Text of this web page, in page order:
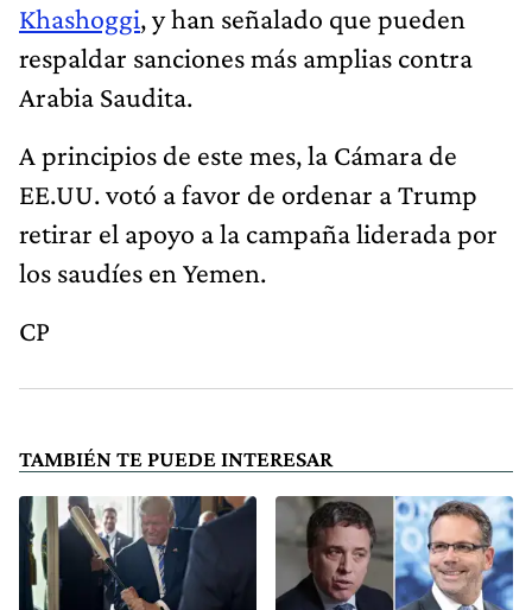
Khashoggi, y han señalado que pueden
respaldar sanciones más amplias contra
Arabia Saudita.
A principios de este mes, la Cámara de
EE.UU. votó a favor de ordenar a Trump
retirar el apoyo a la campaña liderada por
los saudíes en Yemen.
CP
TAMBIÉN TE PUEDE INTERESAR